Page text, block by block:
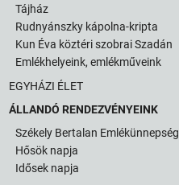
Tájház
Rudnyánszky kápolna-kripta
Kun Éva köztéri szobrai Szadán
Emlékhelyeink, emlékműveink
EGYHÁZI ÉLET
ÁLLANDÓ RENDEZVÉNYEINK
Székely Bertalan Emlékünnepség
Hősök napja
Idősek napja